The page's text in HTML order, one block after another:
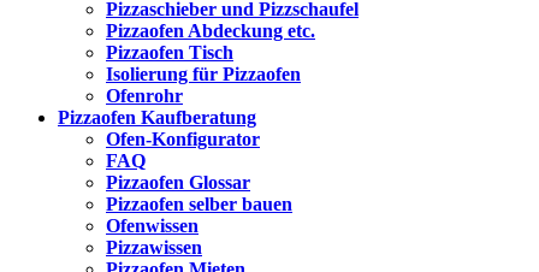
Pizzaschieber und Pizzschaufel
Pizzaofen Abdeckung etc.
Pizzaofen Tisch
Isolierung für Pizzaofen
Ofenrohr
Pizzaofen Kaufberatung
Ofen-Konfigurator
FAQ
Pizzaofen Glossar
Pizzaofen selber bauen
Ofenwissen
Pizzawissen